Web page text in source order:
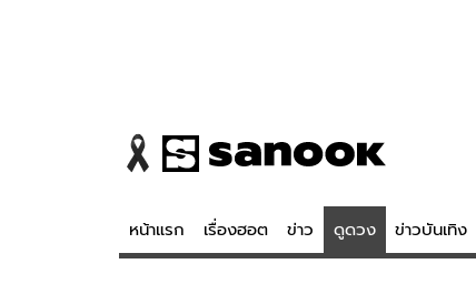
หน้าแรก เรื่องฮอต ข่าว ดูดวง ข่าวบันเทิง